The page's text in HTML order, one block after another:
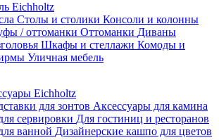
Eichholtz
Столы и столики Консоли и колонны
/ оттоманки Оттоманки Диваны
Шкафы и стеллажи Комоды и
Уличная мебель
Eichholtz
для зонтов Аксессуары для камина
сервировки Для гостиниц и ресторанов
ванной Дизайнерские кашпо для цветов